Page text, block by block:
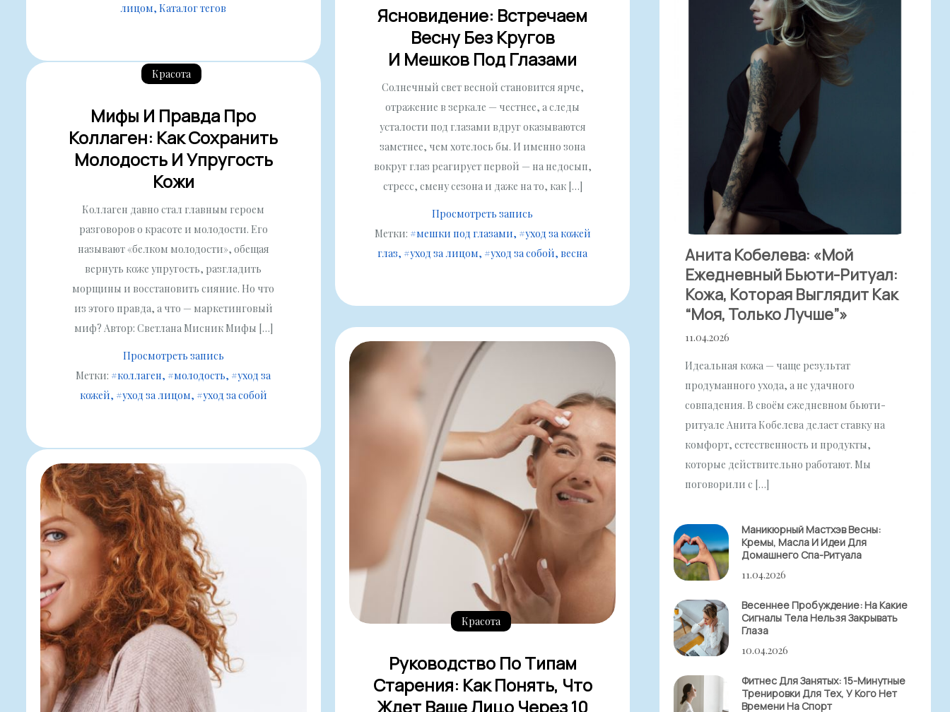
лицом Каталог тегов
Ясновидение: Встречаем
Весну Без Кругов
И Мешков Под Глазами
Солнечный свет весной становится ярче,
отражение в зеркале — честнее, а следы
усталости под глазами вдруг оказываются
заметнее, чем хотелось бы. И именно зона
вокруг глаз реагирует первой — на недосып,
стресс, смену сезона и даже на то, как […]
Просмотреть запись
Метки: #мешки под глазами #уход за кожей
глаз #уход за лицом #уход за собой весна
Красота
Мифы И Правда Про
Коллаген: Как Сохранить
Молодость И Упругость
Кожи
Коллаген давно стал главным героем
разговоров о красоте и молодости. Его
называют «белком молодости», обещая
вернуть коже упругость, разгладить
морщины и восстановить сияние. Но что
из этого правда, а что — маркетинговый
миф? Автор: Светлана Мисник Мифы […]
Просмотреть запись
Метки: #коллаген #молодость #уход за
кожей #уход за лицом #уход за собой
Красота
Руководство По Типам
Старения: Как Понять, Что
Ждет Ваше Лицо Через 10
Анита Кобелева: «Мой
Ежедневный Бьюти-Ритуал:
Кожа, Которая Выглядит Как
“моя, Только Лучше”»
11.04.2026
Идеальная кожа — чаще результат
продуманного ухода, а не удачного
совпадения. В своём ежедневном бьюти-
ритуале Анита Кобелева делает ставку на
комфорт, естественность и продукты,
которые действительно работают. Мы
поговорили с […]
Маникюрный Мастхэв Весны:
Кремы, Масла И Идеи Для
Домашнего Спа-Ритуала
11.04.2026
Весеннее Пробуждение: На Какие
Сигналы Тела Нельзя Закрывать
Глаза
10.04.2026
Фитнес Для Занятых: 15-Минутные
Тренировки Для Тех, У Кого Нет
Времени На Спорт